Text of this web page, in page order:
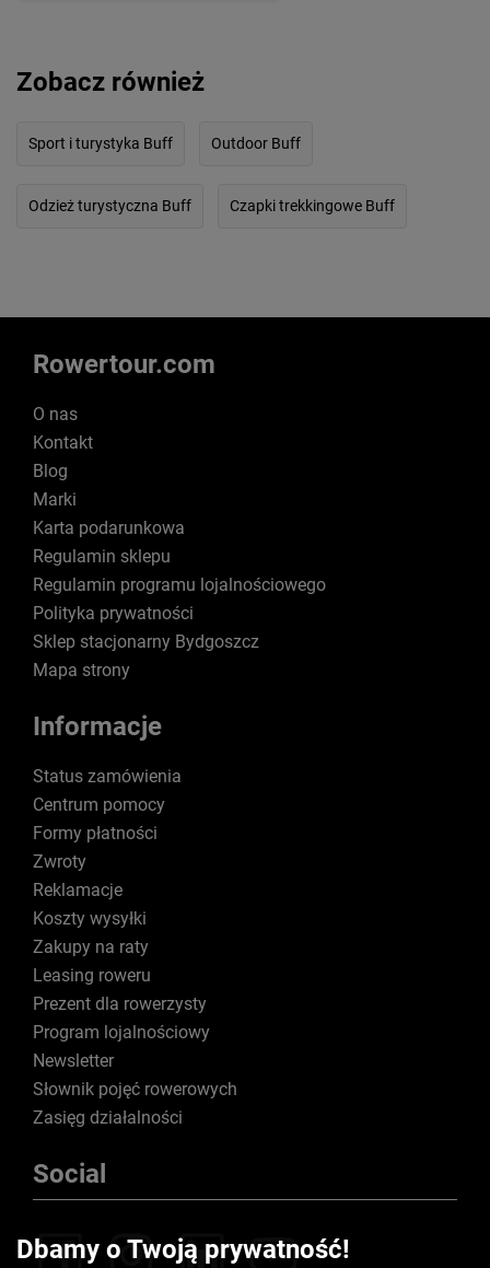
Zobacz również
Sport i turystyka Buff Outdoor Buff
Odzież turystyczna Buff Czapki trekkingowe Buff
Rowertour.com
O nas
Kontakt
Blog
Marki
Karta podarunkowa
Regulamin sklepu
Regulamin programu lojalnościowego
Polityka prywatności
Sklep stacjonarny Bydgoszcz
Mapa strony
Informacje
Status zamówienia
Centrum pomocy
Formy płatności
Zwroty
Reklamacje
Koszty wysyłki
Zakupy na raty
Leasing roweru
Prezent dla rowerzysty
Program lojalnościowy
Newsletter
Słownik pojęć rowerowych
Zasięg działalności
Social
Dbamy o Twoją prywatność!